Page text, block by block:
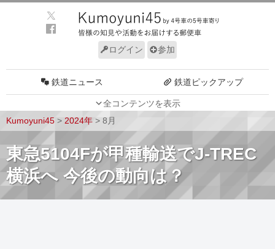
ログイン 参加
全コンテンツを表示
鉄道ニュース 鉄道ピックアップ
車両技術 路線探訪
ルール サイトについて
Kumoyuni45 > 2024年 > 8月
東急5104Fが甲種輸送でJ-TREC
横浜へ 今後の動向は？